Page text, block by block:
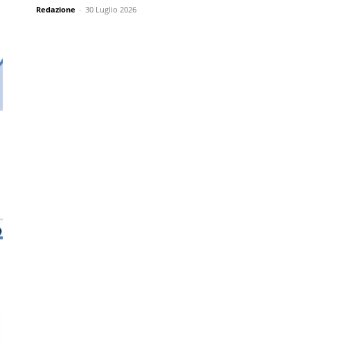
Redazione - 30 Luglio 2026